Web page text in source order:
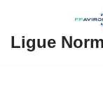
Aller
Ligue